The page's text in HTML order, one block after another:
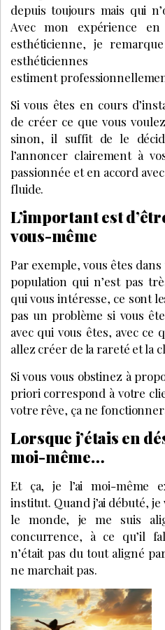
depuis toujours mais qui
Avec mon expérience
esthéticienne, je
estiment
Si vous êtes en cours
de créer ce que vous
sinon, il suffit de le
l’annoncer clairement à
passionnée et en accord
fluide.
L’important est
vous-même
Par exemple, vous êtes
population qui n’est pas
qui vous intéresse, ce sont
pas un problème si vous
avec qui vous êtes, avec ce
allez créer de la rareté et la
Si vous vous obstinez à
priori correspond à votre
votre rêve, ça ne
Lorsque j’étais en
moi-même…
Et ça, je l’ai moi-même
institut. Quand j’ai débuté,
le monde, je me suis
concurrence, à ce qu’il
n’était pas du tout aligné
ne marchait pas.